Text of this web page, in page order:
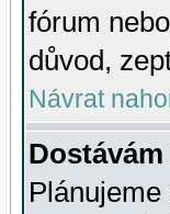
fórum
důvod,
Návrat